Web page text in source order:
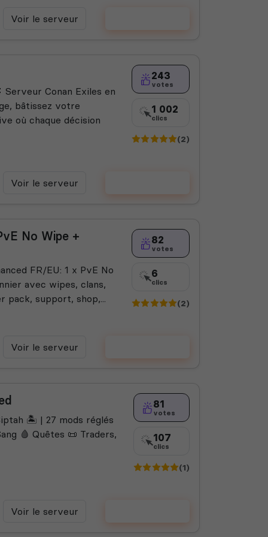
Voir le serveur
Serveur Conan Exiles en
bâtissez votre
où chaque décision
243
votes
1 002
clics
(2)
Voir le serveur
No Wipe +
FR/EU: 1 x PvE No
avec wipes, clans,
support, shop,...
82
votes
6
clics
(2)
Voir le serveur
🏝️ | 27 mods réglés
🩸 Quêtes 📜 Traders,
81
votes
107
clics
(1)
Voir le serveur